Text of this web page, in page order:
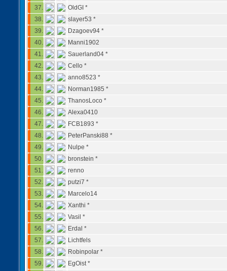
37.
OldGI *
38.
slayer53 *
39.
Dzagoev94 *
40.
Manni1902
41.
Sauerland04 *
42.
Cello *
43.
anno8523 *
44.
Norman1985 *
45.
ThanosLoco *
46.
Alexa0410
47.
FCB1893 *
48.
PeterPanski88 *
49.
Nulpe *
50.
bronstein *
51.
renno
52.
putzi7 *
53.
Marcelo14
54.
Xanthi *
55.
Vasil *
56.
Erdal *
57.
Lichtfels
58.
Robinpolar *
59.
EgOist *